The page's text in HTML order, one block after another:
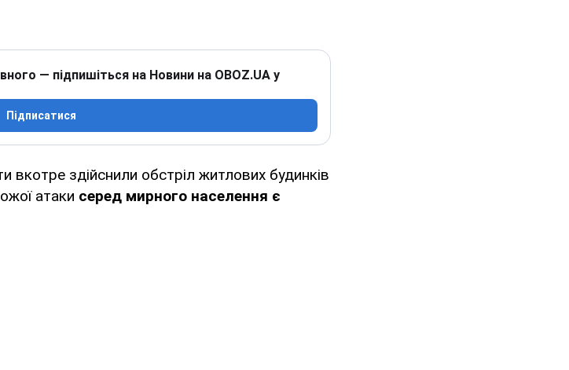
— підпишіться на Новини на OBOZ.UA у
Підписатися
вкотре здійснили обстріл житлових будинків
атаки серед мирного населення є